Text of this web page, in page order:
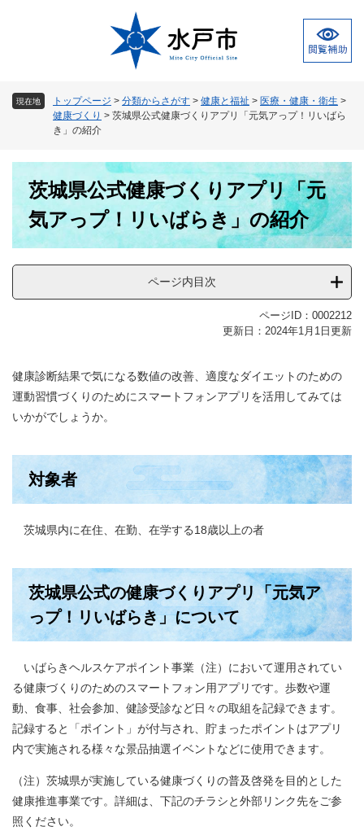
現在地 トップページ > 分類からさがす > 健康と福祉 > 医療・健康・衛生 >
健康づくり > 茨城県公式健康づくりアプリ「元気アっプ！リいばら
き」の紹介
茨城県公式健康づくりアプリ「元
気アっプ！リいばらき」の紹介
ページ内目次
ページID：0002212
更新日：2024年1月1日更新
健康診断結果で気になる数値の改善、適度なダイエットのための
運動習慣づくりのためにスマートフォンアプリを活用してみては
いかがでしょうか。
対象者
茨城県内に在住、在勤、在学する18歳以上の者
茨城県公式の健康づくりアプリ「元気ア
っプ！リいばらき」について
いばらきヘルスケアポイント事業（注）において運用されてい
る健康づくりのためのスマートフォン用アプリです。歩数や運
動、食事、社会参加、健診受診など日々の取組を記録できます。
記録すると「ポイント」が付与され、貯まったポイントはアプリ
内で実施される様々な景品抽選イベントなどに使用できます。
（注）茨城県が実施している健康づくりの普及啓発を目的とした
健康推進事業です。詳細は、下記のチラシと外部リンク先をご参
照ください。